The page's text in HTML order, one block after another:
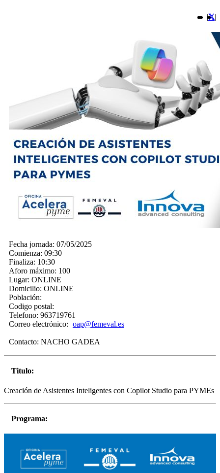
|| |
Fecha jornada: 07/05/2025
Comienza: 09:30
Finaliza: 10:30
Aforo máximo: 100
Lugar: ONLINE
Domicilio: ONLINE
Población:
Codigo postal:
Telefono: 963719761
Correo electrónico: oap@femeval.es
Contacto: NACHO GADEA
Titulo:
Creación de Asistentes Inteligentes con Copilot Studio para PYMEs
Programa: